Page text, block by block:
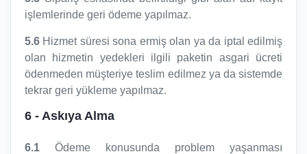
işlemlerinde geri ödeme yapılmaz.
5.6 Hizmet süresi sona ermiş olan ya da iptal edilmiş
olan hizmetin yedekleri ilgili paketin asgari ücreti
ödenmeden müşteriye teslim edilmez ya da sistemde
tekrar geri yükleme yapılmaz.
6 - Askıya Alma
6.1 Ödeme konusunda problem yaşanması